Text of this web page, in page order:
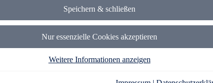
Speichern & schließen
Nur essenzielle Cookies akzeptieren
Weitere Informationen anzeigen